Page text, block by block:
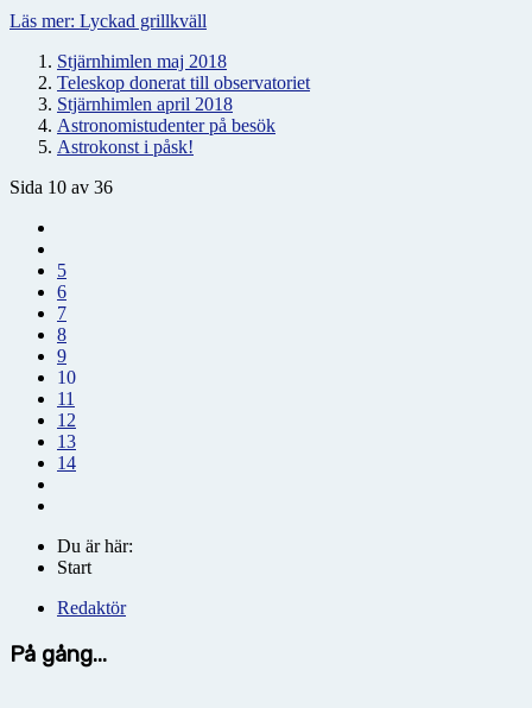
Läs mer: Lyckad grillkväll
Stjärnhimlen maj 2018
Teleskop donerat till observatoriet
Stjärnhimlen april 2018
Astronomistudenter på besök
Astrokonst i påsk!
Sida 10 av 36
5
6
7
8
9
10
11
12
13
14
Du är här:
Start
Redaktör
På gång...